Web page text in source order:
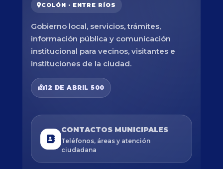
COLÓN · ENTRE RÍOS
Gobierno local, servicios, trámites,
información pública y comunicación
institucional para vecinos, visitantes e
instituciones de la ciudad.
12 DE ABRIL 500
CONTACTOS MUNICIPALES
Teléfonos, áreas y atención
ciudadana